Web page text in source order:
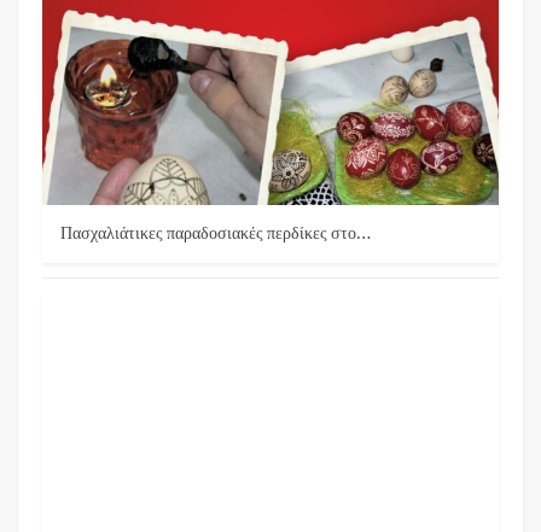
Πασχαλιάτικες παραδοσιακές περδίκες στο…